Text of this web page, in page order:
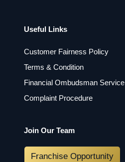
Useful Links
Customer Fairness Policy
Terms & Condition
Financial Ombudsman Service
Complaint Procedure
Join Our Team
Franchise Opportunity